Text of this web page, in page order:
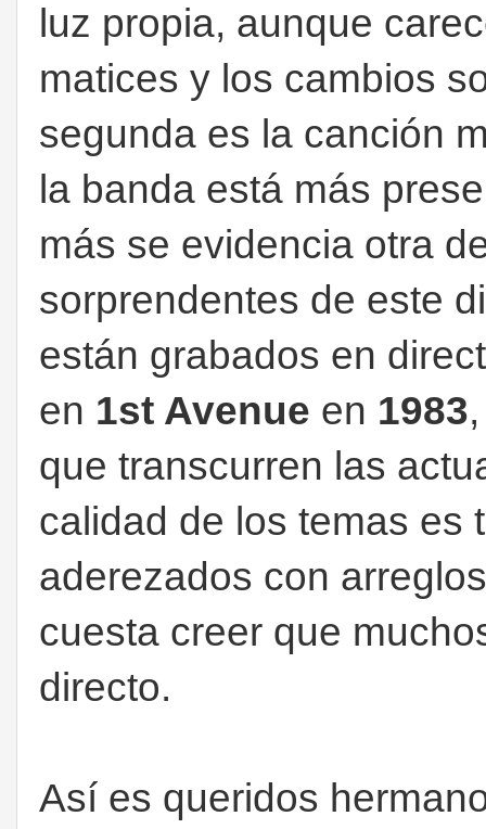
luz propia, aunque
matices y los cambios
segunda es la canción
la banda está más
más se evidencia otra
sorprendentes de este
están grabados en
en 1st Avenue en 1983
que transcurren las
calidad de los temas es
aderezados con
cuesta creer que
directo.
Así es queridos